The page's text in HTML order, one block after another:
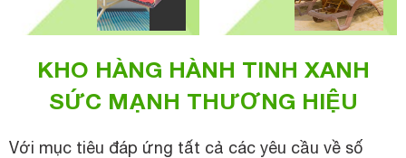
KHO HÀNG HÀNH TINH XANH
SỨC MẠNH THƯƠNG HIỆU
Với mục tiêu đáp ứng tất cả các yêu cầu về số